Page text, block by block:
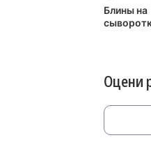
Блины на
Оцени